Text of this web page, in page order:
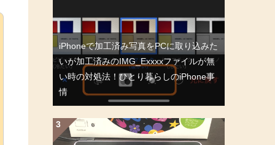
iPhoneで加工済み写真をPCに取り込みた
いが加工済みのIMG_Exxxxファイルが無
い時の対処法！ひとり暮らしのiPhone事
情